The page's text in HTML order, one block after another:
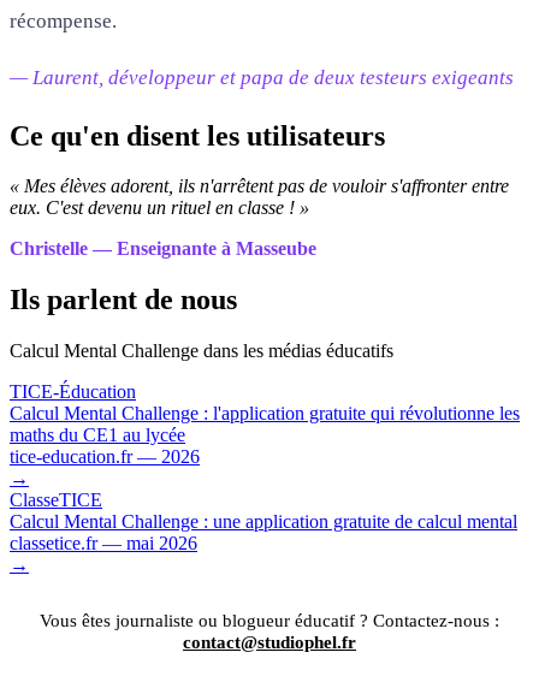
récompense.
— Laurent, développeur et papa de deux testeurs exigeants
Ce qu'en disent les utilisateurs
« Mes élèves adorent, ils n'arrêtent pas de vouloir s'affronter entre
eux. C'est devenu un rituel en classe ! »
Christelle — Enseignante à Masseube
Ils parlent de nous
Calcul Mental Challenge dans les médias éducatifs
TICE-Éducation
Calcul Mental Challenge : l'application gratuite qui révolutionne les
maths du CE1 au lycée
tice-education.fr — 2026
→
ClasseTICE
Calcul Mental Challenge : une application gratuite de calcul mental
classetice.fr — mai 2026
→
Vous êtes journaliste ou blogueur éducatif ? Contactez-nous :
contact@studiophel.fr